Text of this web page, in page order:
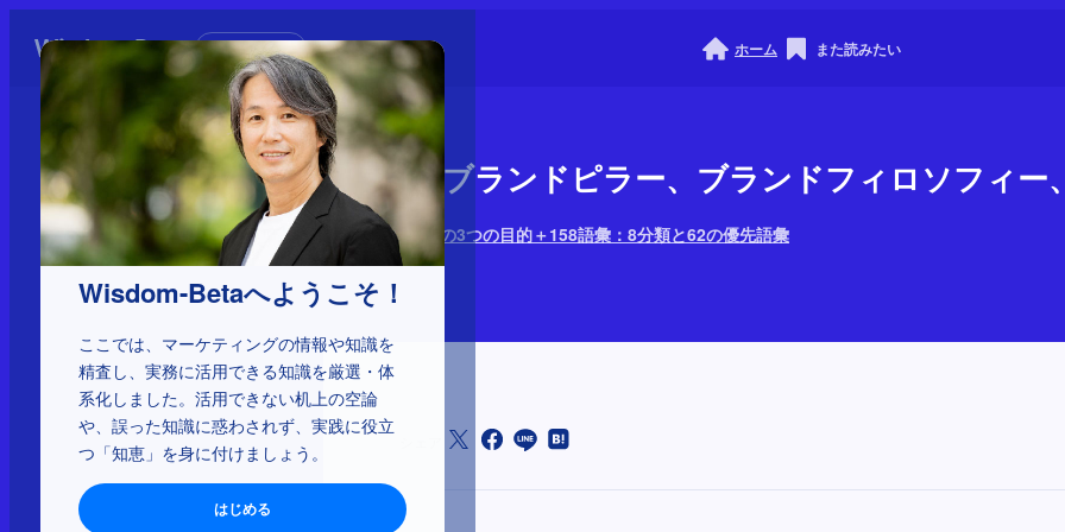
Wisdom-Betaへようこそ！
ここでは、マーケティングの情報や知識を
精査し、実務に活用できる知識を厳選・体
系化しました。活用できない机上の空論
や、誤った知識に惑わされず、実践に役立
つ「知恵」を身に付けましょう。
はじめる
初めての方へ ホーム また読みたい
1-3-32：ブランドピラー、ブランドフィロソフィー
ブランディングの3つの目的＋158語彙：8分類と62の優先語彙
2025年5月9日